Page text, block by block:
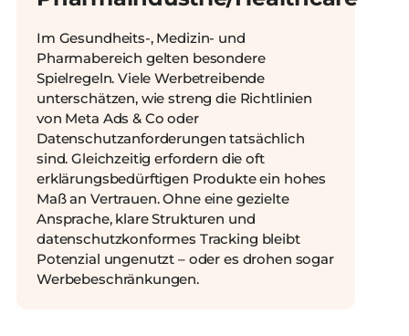
Im Gesundheits-, Medizin- und
Pharmabereich gelten besondere
Spielregeln. Viele Werbetreibende
unterschätzen, wie streng die Richtlinien
von Meta Ads & Co oder
Datenschutzanforderungen tatsächlich
sind. Gleichzeitig erfordern die oft
erklärungsbedürftigen Produkte ein hohes
Maß an Vertrauen. Ohne eine gezielte
Ansprache, klare Strukturen und
datenschutzkonformes Tracking bleibt
Potenzial ungenutzt – oder es drohen sogar
Werbebeschränkungen.